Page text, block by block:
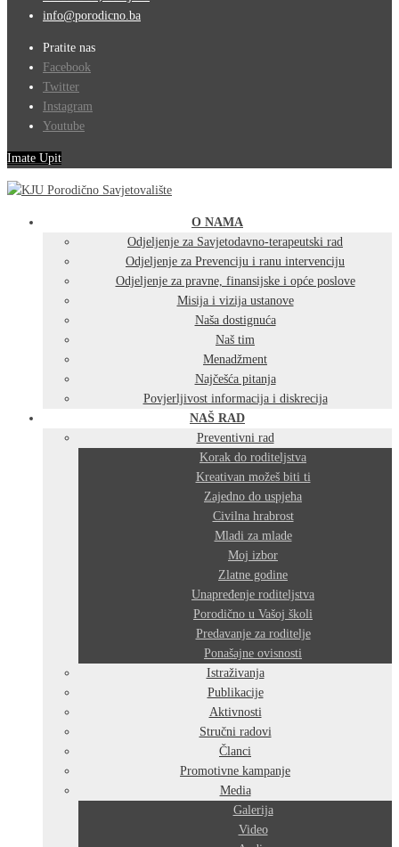
info@porodicno.ba
Pratite nas
Facebook
Twitter
Instagram
Youtube
Imate Upit
O NAMA
Odjeljenje za Savjetodavno-terapeutski rad
Odjeljenje za Prevenciju i ranu intervenciju
Odjeljenje za pravne, finansijske i opće poslove
Misija i vizija ustanove
Naša dostignuća
Naš tim
Menadžment
Najčešća pitanja
Povjerljivost informacija i diskrecija
NAŠ RAD
Preventivni rad
Korak do roditeljstva
Kreativan možeš biti ti
Zajedno do uspjeha
Civilna hrabrost
Mladi za mlade
Moj izbor
Zlatne godine
Unapređenje roditeljstva
Porodično u Vašoj školi
Predavanje za roditelje
Ponašajne ovisnosti
Istraživanja
Publikacije
Aktivnosti
Stručni radovi
Članci
Promotivne kampanje
Media
Galerija
Video